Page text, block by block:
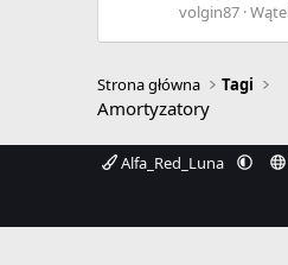
volgin87
Strona główna Tagi
Amortyzatory
Alfa_Red_Luna